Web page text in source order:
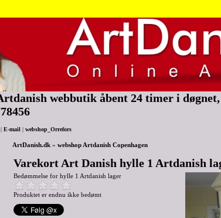
webbutik åbent 24 timer i
E-mail webshop_Orrefors
ArtDanish.dk » webshop Artdanish Copenhagen
Varekort Art Danish hylle 1 Artdanish
Bedømmelse for hylle 1 Artdanish lager
Produktet er endnu ikke bedømt